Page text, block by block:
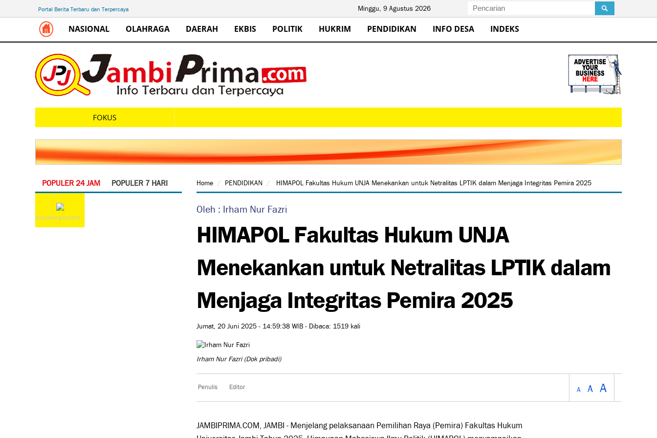
Portal Berita Terbaru dan Terpercaya Minggu, 9 Agustus 2026
NASIONAL OLAHRAGA DAERAH EKBIS POLITIK HUKRIM PENDIDIKAN INFO DESA INDEKS
FOKUS
POPULER 24 JAM POPULER 7 HARI
Requesting Content...
Home PENDIDIKAN HIMAPOL Fakultas Hukum UNJA Menekankan untuk Netralitas LPTIK dalam Menjaga Integritas Pemira 2025
Oleh : Irham Nur Fazri
HIMAPOL Fakultas Hukum UNJA
Menekankan untuk Netralitas LPTIK dalam
Menjaga Integritas Pemira 2025
Jumat, 20 Juni 2025 - 14:59:38 WIB - Dibaca: 1519 kali
Irham Nur Fazri(Dok pribadi)
Penulis Editor A A A
JAMBIPRIMA.COM, JAMBI - Menjelang pelaksanaan Pemilihan Raya (Pemira) Fakultas Hukum